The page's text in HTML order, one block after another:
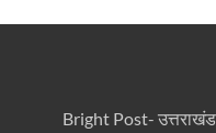
Bright Post-